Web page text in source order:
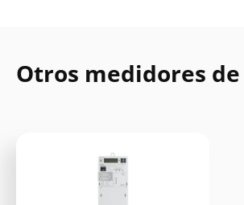
Otros medidores